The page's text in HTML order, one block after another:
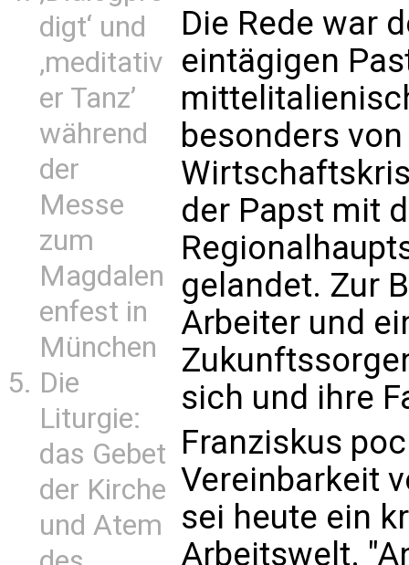
digt‘ und
‚meditativ
er Tanz’
während
der
Messe
zum
Magdalen
enfest in
München
Die
Liturgie:
das Gebet
der Kirche
und Atem
Die Rede war
eintägigen
besonders
der Papst mit
gelandet. Zur
Arbeiter und
sich und ihre
Franziskus
Vereinbarkeit
sei heute ein
Arbeitswelt.